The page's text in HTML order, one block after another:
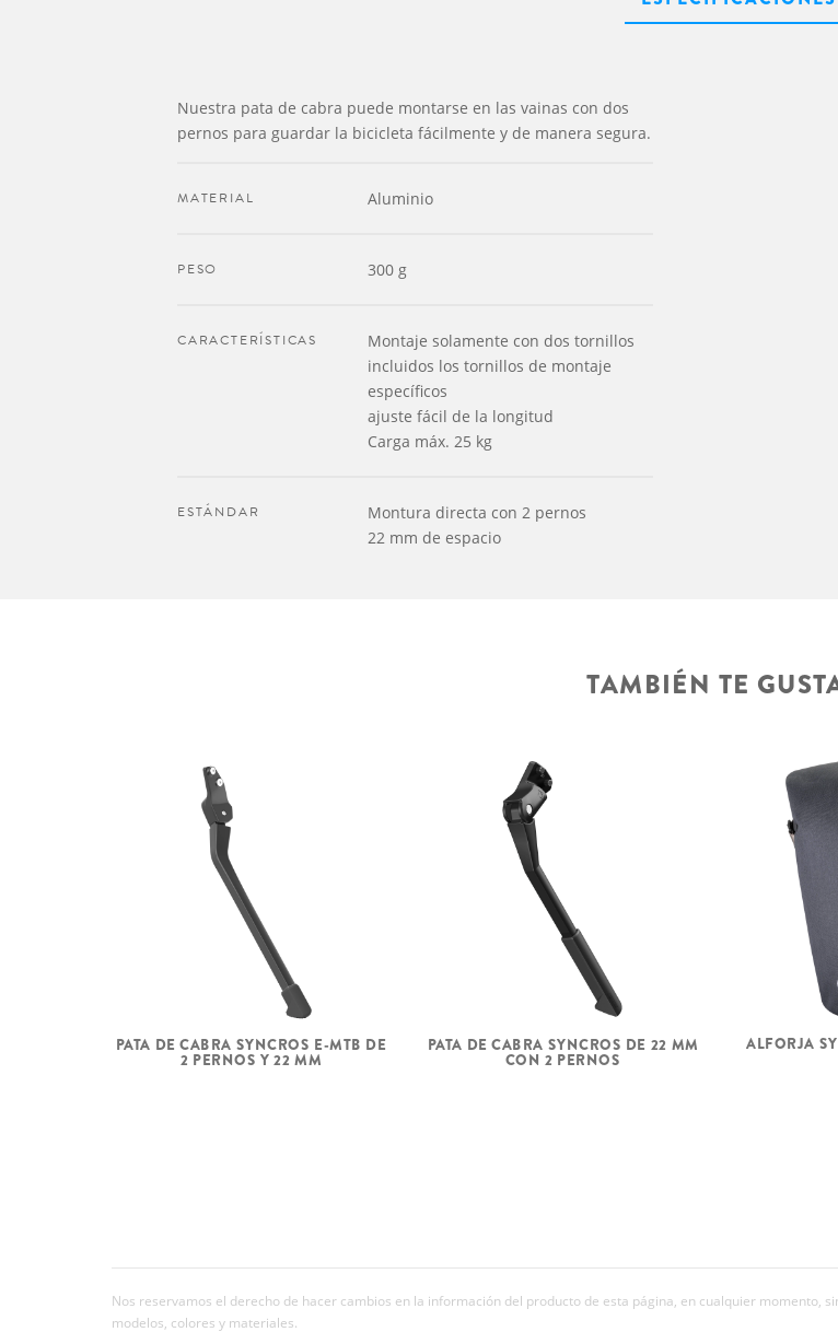
Nuestra pata de cabra puede montarse en las vainas con dos
pernos para guardar la bicicleta fácilmente y de manera segura.
MATERIAL Aluminio
PESO 300 g
CARACTERÍSTICAS
Montaje solamente con dos tornillos
incluidos los tornillos de montaje
específicos
ajuste fácil de la longitud
Carga máx. 25 kg
ESTÁNDAR
Montura directa con 2 pernos
22 mm de espacio
TAMBIÉN TE
PATA DE CABRA SYNCROS E-MTB DE
2 PERNOS Y 22 MM
PATA DE CABRA SYNCROS DE 22 MM
CON 2 PERNOS
ALFORJA
Nos reservamos el derecho de hacer cambios en la información del producto de esta página, en cualquier momento,
modelos, colores y materiales.